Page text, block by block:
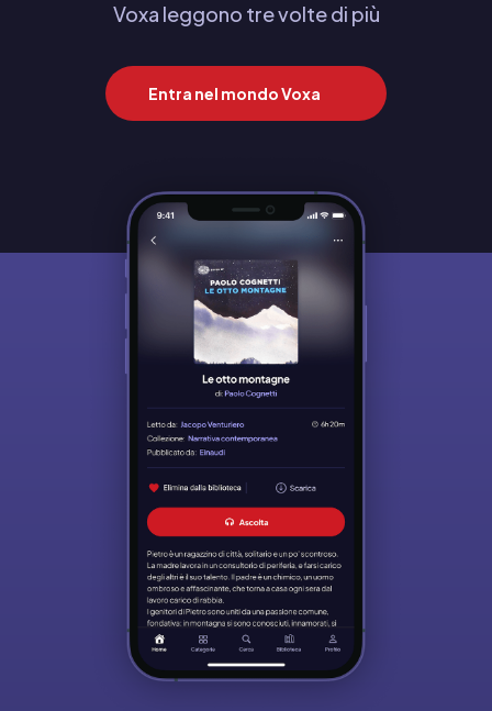
Voxa leggono tre volte di più
Entra nel mondo Voxa